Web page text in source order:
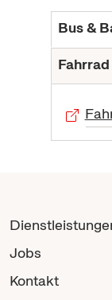
Bus &
Fahrrad
Jobs
Kontakt